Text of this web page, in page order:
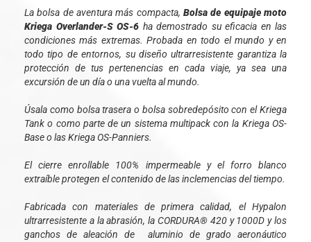
La bolsa de aventura más compacta, Bolsa de equipaje moto
Kriega Overlander-S OS-6 ha demostrado su eficacia en las
condiciones más extremas. Probada en todo el mundo y en
todo tipo de entornos, su diseño ultrarresistente garantiza la
protección de tus pertenencias en cada viaje, ya sea una
excursión de un día o una vuelta al mundo.
Úsala como bolsa trasera o bolsa sobredepósito con el Kriega
Tank o como parte de un sistema multipack con la Kriega OS-
Base o las Kriega OS-Panniers.
El cierre enrollable 100% impermeable y el forro blanco
extraíble protegen el contenido de las inclemencias del tiempo.
Fabricada con materiales de primera calidad, el Hypalon
ultrarresistente a la abrasión, la CORDURA® 420 y 1000D y los
ganchos de aleación de aluminio de grado aeronáutico